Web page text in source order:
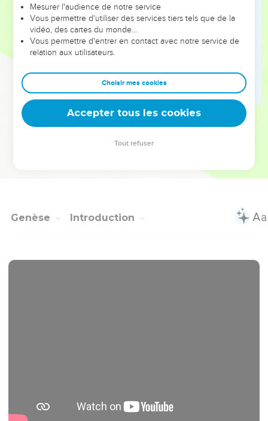
leur foi ou leur vision. Mais on voit moins les doutes, les erreurs
et les saisons difficiles qu'ils ont traversés, alors même que ce
sont elles qui les ont façonnés.
Dans cette conférence, leaders, entrepreneurs, et responsables
clés pour avancer avec plus de sagesse afin que leurs erreurs
deviennent vos tremplins. Que vous guidiez un ministère, une
équipe, un groupe ou une famille, leur expérience est faite
Genèse Introduction
Mesurer l'audience de notre service
Vous permettre d'utiliser des services tiers tels que de la
vidéo, des cartes du monde…
Vous permettre d'entrer en contact avec notre service de
relation aux utilisateurs.
Choisir mes cookies
Accepter tous les cookies
Tout refuser